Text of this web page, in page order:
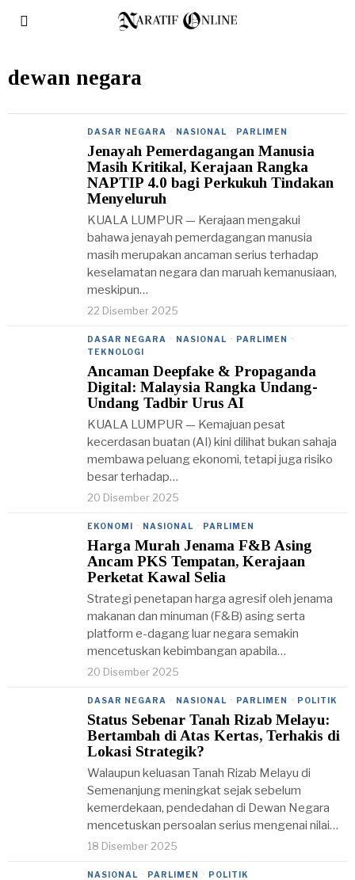
dewan negara
DASAR NEGARA · NASIONAL · PARLIMEN
Jenayah Pemerdagangan Manusia
Masih Kritikal, Kerajaan Rangka
NAPTIP 4.0 bagi Perkukuh Tindakan
Menyeluruh
KUALA LUMPUR — Kerajaan mengakui
bahawa jenayah pemerdagangan manusia
masih merupakan ancaman serius terhadap
keselamatan negara dan maruah kemanusiaan,
meskipun…
22 Disember 2025
DASAR NEGARA · NASIONAL · PARLIMEN ·
TEKNOLOGI
Ancaman Deepfake & Propaganda
Digital: Malaysia Rangka Undang-
Undang Tadbir Urus AI
KUALA LUMPUR — Kemajuan pesat
kecerdasan buatan (AI) kini dilihat bukan sahaja
membawa peluang ekonomi, tetapi juga risiko
besar terhadap…
20 Disember 2025
EKONOMI · NASIONAL · PARLIMEN
Harga Murah Jenama F&B Asing
Ancam PKS Tempatan, Kerajaan
Perketat Kawal Selia
Strategi penetapan harga agresif oleh jenama
makanan dan minuman (F&B) asing serta
platform e-dagang luar negara semakin
mencetuskan kebimbangan apabila…
20 Disember 2025
DASAR NEGARA · NASIONAL · PARLIMEN · POLITIK
Status Sebenar Tanah Rizab Melayu:
Bertambah di Atas Kertas, Terhakis di
Lokasi Strategik?
Walaupun keluasan Tanah Rizab Melayu di
Semenanjung meningkat sejak sebelum
kemerdekaan, pendedahan di Dewan Negara
mencetuskan persoalan serius mengenai nilai…
18 Disember 2025
NASIONAL · PARLIMEN · POLITIK